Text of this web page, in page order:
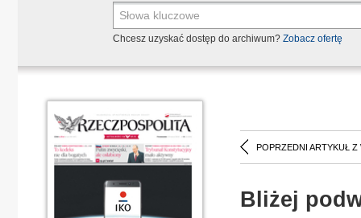
Chcesz uzyskać dostęp do archiwum? Zobacz ofertę
POPRZEDNI ARTYKUŁ Z
Bliżej